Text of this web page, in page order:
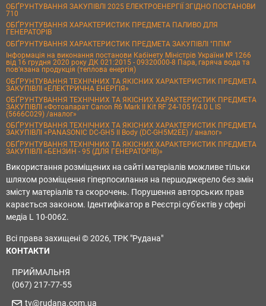
ОБҐРУНТУВАННЯ ЗАКУПІВЛІ 2025 ЕЛЕКТРОЕНЕРГІЇ ЗГІДНО ПОСТАНОВИ
710
ОБҐРУНТУВАННЯ ХАРАКТЕРИСТИК ПРЕДМЕТА ПАЛИВО ДЛЯ
ГЕНЕРАТОРІВ
ОБҐРУНТУВАННЯ ХАРАКТЕРИСТИК ПРЕДМЕТА ЗАКУПІВЛІ "ППМ"
Інформація на виконання постанови Кабінету Міністрів України № 1266
від 16 грудня 2020 року ДК 021:2015 - 09320000-8 Пара, гаряча вода та
пов’язана продукція (теплова енергія)
ОБҐРУНТУВАННЯ ТЕХНІЧНИХ ТА ЯКІСНИХ ХАРАКТЕРИСТИК ПРЕДМЕТА
ЗАКУПІВЛІ «ЕЛЕКТРИЧНА ЕНЕРГІЯ»
ОБҐРУНТУВАННЯ ТЕХНІЧНИХ ТА ЯКІСНИХ ХАРАКТЕРИСТИК ПРЕДМЕТА
ЗАКУПІВЛІ «Фотоапарат Canon R6 Mark II Kit RF 24-105 f/4.0 L IS
(5666C029) /аналог»
ОБҐРУНТУВАННЯ ТЕХНІЧНИХ ТА ЯКІСНИХ ХАРАКТЕРИСТИК ПРЕДМЕТА
ЗАКУПІВЛІ «PANASONIC DC-GH5 II Body (DC-GH5M2EE) / аналог»
ОБҐРУНТУВАННЯ ТЕХНІЧНИХ ТА ЯКІСНИХ ХАРАКТЕРИСТИК ПРЕДМЕТА
ЗАКУПІВЛІ «БЕНЗИН - 95 (ДЛЯ ГЕНЕРАТОРІВ)»
Використання розміщених на сайті матеріалів можливе тільки
шляхом розміщення гіперпосилання на першоджерело без змін
змісту матеріалів та скорочень. Порушення авторських прав
карається законом. Ідентифікатор в Реєстрі суб'єктів у сфері
медіа L 10-0062.
Всі права захищені © 2026, ТРК "Рудана"
КОНТАКТИ
ПРИЙМАЛЬНЯ
(067) 217-77-55
tv@rudana.com.ua